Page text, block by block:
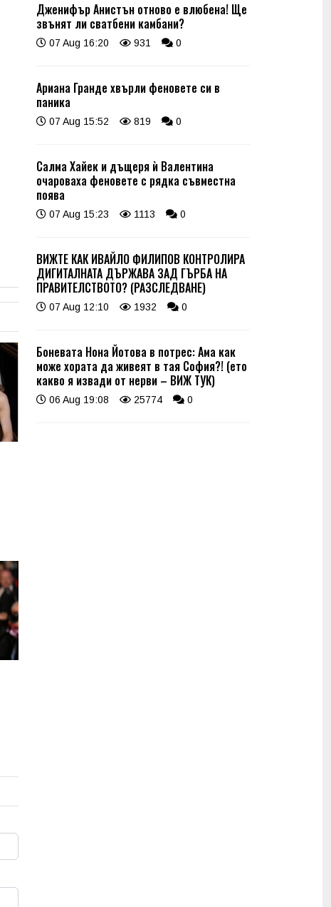
Дженифър Анистън отново е влюбена! Ще
звънят ли сватбени камбани?
07 Aug 16:20 931 0
Ариана Гранде хвърли феновете си в
паника
07 Aug 15:52 819 0
Салма Хайек и дъщеря ѝ Валентина
очароваха феновете с рядка съвместна
поява
07 Aug 15:23 1113 0
ВИЖТЕ КАК ИВАЙЛО ФИЛИПОВ КОНТРОЛИРА
ДИГИТАЛНАТА ДЪРЖАВА ЗАД ГЪРБА НА
ПРАВИТЕЛСТВОТО? (РАЗСЛЕДВАНЕ)
07 Aug 12:10 1932 0
Боневата Нона Йотова в потрес: Ама как
може хората да живеят в тая София?! (ето
какво я извади от нерви – ВИЖ ТУК)
06 Aug 19:08 25774 0